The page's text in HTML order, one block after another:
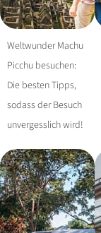
Weltwunder Machu
Picchu besuchen:
Die besten Tipps,
sodass der Besuch
unvergesslich wird!